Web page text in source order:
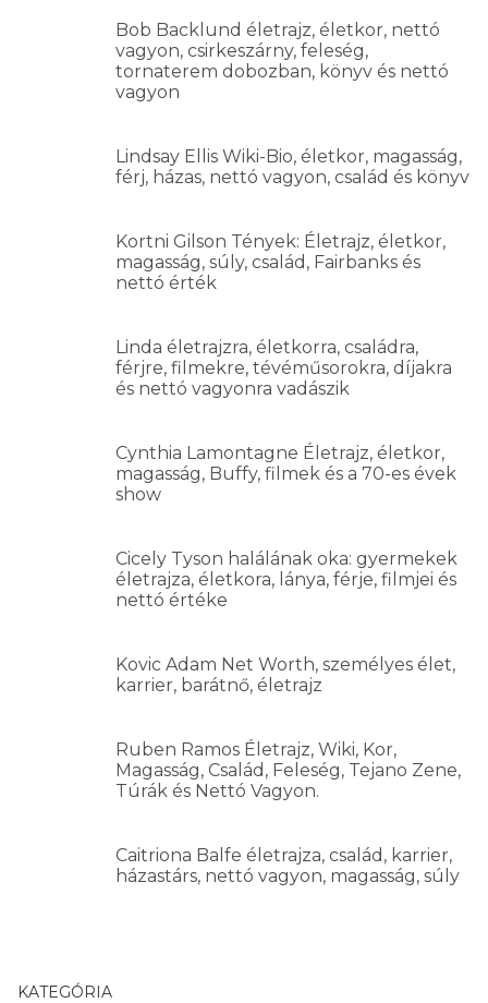
Bob Backlund életrajz, életkor, nettó
vagyon, csirkeszárny, feleség,
tornaterem dobozban, könyv és nettó
vagyon
Lindsay Ellis Wiki-Bio, életkor, magasság,
férj, házas, nettó vagyon, család és könyv
Kortni Gilson Tények: Életrajz, életkor,
magasság, súly, család, Fairbanks és
nettó érték
Linda életrajzra, életkorra, családra,
férjre, filmekre, tévéműsorokra, díjakra
és nettó vagyonra vadászik
Cynthia Lamontagne Életrajz, életkor,
magasság, Buffy, filmek és a 70-es évek
show
Cicely Tyson halálának oka: gyermekek
életrajza, életkora, lánya, férje, filmjei és
nettó értéke
Kovic Adam Net Worth, személyes élet,
karrier, barátnő, életrajz
Ruben Ramos Életrajz, Wiki, Kor,
Magasság, Család, Feleség, Tejano Zene,
Túrák és Nettó Vagyon.
Caitriona Balfe életrajza, család, karrier,
házastárs, nettó vagyon, magasság, súly
KATEGÓRIA